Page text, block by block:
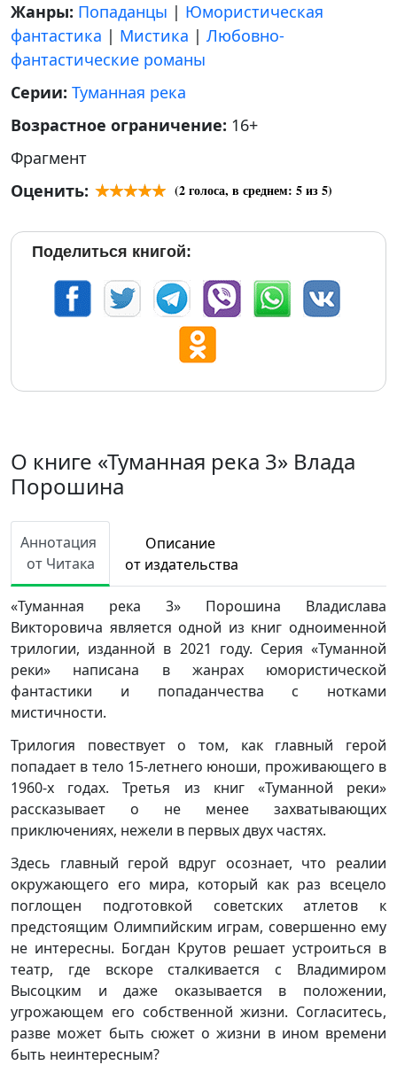
Жанры: Попаданцы | Юмористическая
фантастика | Мистика | Любовно-
фантастические романы
Серии: Туманная река
Возрастное ограничение: 16+
Фрагмент
Оценить:
(2голоса, в среднем: 5из 5)
Поделиться книгой:
О книге «Туманная река 3» Влада
Порошина
Аннотация
от Читака
Описание
от издательства
«Туманная река 3» Порошина Владислава
Викторовича является одной из книг одноименной
трилогии, изданной в 2021 году. Серия «Туманной
реки» написана в жанрах юмористической
фантастики и попаданчества с нотками
мистичности.
Трилогия повествует о том, как главный герой
попадает в тело 15-летнего юноши, проживающего в
1960-х годах. Третья из книг «Туманной реки»
рассказывает о не менее захватывающих
приключениях, нежели в первых двух частях.
Здесь главный герой вдруг осознает, что реалии
окружающего его мира, который как раз всецело
поглощен подготовкой советских атлетов к
предстоящим Олимпийским играм, совершенно ему
не интересны. Богдан Крутов решает устроиться в
театр, где вскоре сталкивается с Владимиром
Высоцким и даже оказывается в положении,
угрожающем его собственной жизни. Согласитесь,
разве может быть сюжет о жизни в ином времени
быть неинтересным?